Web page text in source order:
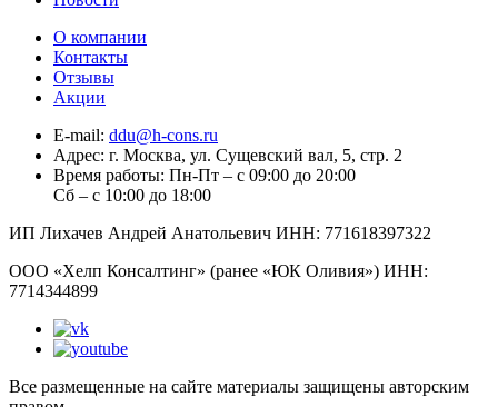
О компании
Контакты
Отзывы
Акции
E-mail: ddu@h-cons.ru
Адрес: г. Москва, ул. Сущевский вал, 5, стр. 2
Время работы: Пн-Пт – с 09:00 до 20:00
Сб – с 10:00 до 18:00
ИП Лихачев Андрей Анатольевич ИНН: 771618397322
ООО «Хелп Консалтинг» (ранее «ЮК Оливия») ИНН:
7714344899
Все размещенные на сайте материалы защищены авторским